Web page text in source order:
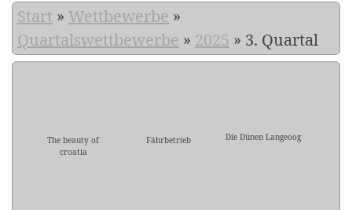
Start » Wettbewerbe »
Quartalswettbewerbe » 2025 » 3. Quartal
The beauty of
croatia
Fährbetrieb Die Dünen Langeoog